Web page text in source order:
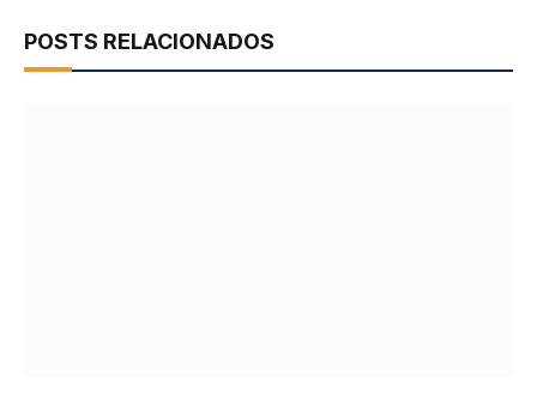
POSTS RELACIONADOS